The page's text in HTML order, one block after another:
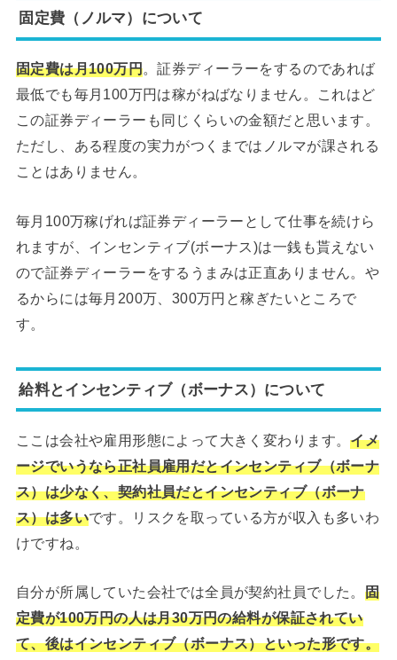
固定費（ノルマ）について
固定費は月100万円。証券ディーラーをするのであれば
最低でも毎月100万円は稼がねばなりません。これはど
この証券ディーラーも同じくらいの金額だと思います。
ただし、ある程度の実力がつくまではノルマが課される
ことはありません。
毎月100万稼げれば証券ディーラーとして仕事を続けら
れますが、インセンティブ(ボーナス)は一銭も貰えない
ので証券ディーラーをするうまみは正直ありません。や
るからには毎月200万、300万円と稼ぎたいところで
す。
給料とインセンティブ（ボーナス）について
ここは会社や雇用形態によって大きく変わります。イメ
ージでいうなら正社員雇用だとインセンティブ（ボーナ
ス）は少なく、契約社員だとインセンティブ（ボーナ
ス）は多いです。リスクを取っている方が収入も多いわ
けですね。
自分が所属していた会社では全員が契約社員でした。 固
定費が100万円の人は月30万円の給料が保証されてい
て、後はインセンティブ（ボーナス）といった形です。